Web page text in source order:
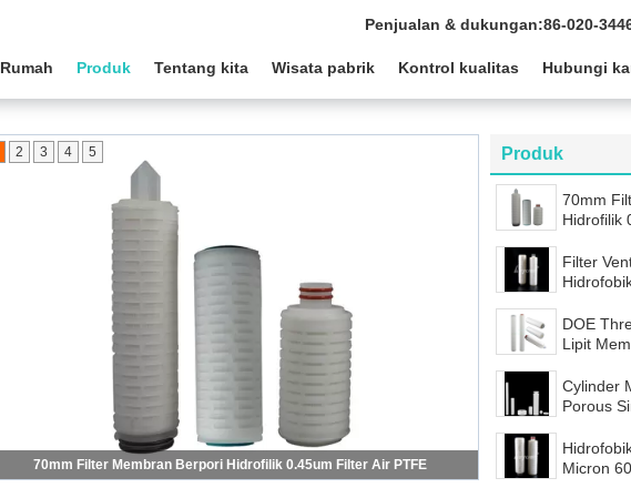
Penjualan & dukungan:86-020-
Rumah Produk Tentang kita Wisata pabrik Kontrol kualitas Hubungi
70mm Filter Membran Berpori Hidrofilik 0.45um Filter Air PTFE
2 3 4 5 Produk
70mm
Hidrofilik
Filter
DOE
Lipit
Cylinder
Porous
Micron